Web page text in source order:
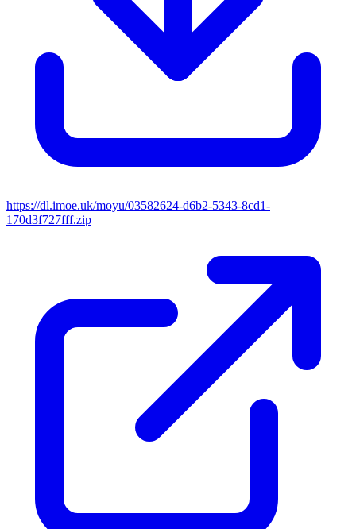
https://dl.imoe.uk/moyu/03582624-d6b2-5343-8cd1-
170d3f727fff.zip